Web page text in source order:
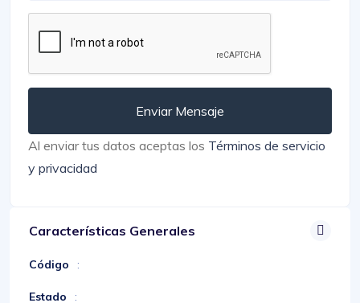
Enviar Mensaje
Al enviar tus datos aceptas los Términos de servicio
y privacidad
Características Generales
Código :
Estado :